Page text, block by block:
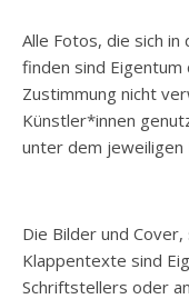
Alle Fotos, die sich
finden sind Eigentum
Zustimmung nicht
Künstler*innen
unter dem jeweiligen
Die Bilder und
Klappentexte sind
Schriftstellers oder